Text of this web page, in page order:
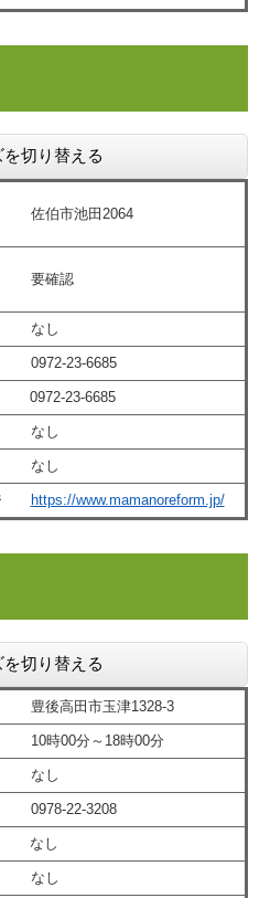
切り替える
市池田2064
要確認
なし
23-6685
23-6685
なし
なし
ジ https://www.mamanoreform.jp/
切り替える
高田市玉津1328-3
時00分～18時00分
なし
22-3208
なし
なし